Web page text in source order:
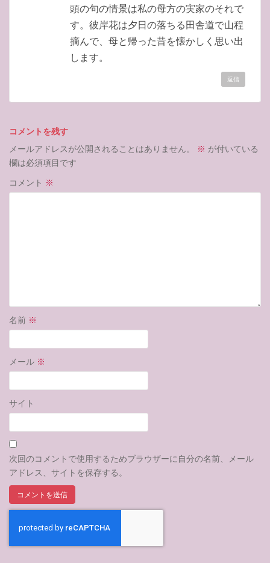
頭の句の情景は私の母方の実家のそれで
す。彼岸花は夕日の落ちる田舎道で山程
摘んで、母と帰った昔を懐かしく思い出
します。
返信
コメントを残す
メールアドレスが公開されることはありません。
※ が付いている
欄は必須項目です
コメント ※
名前 ※
メール ※
サイト
次回のコメントで使用するためブラウザーに自分の名前、メール
アドレス、サイトを保存する。